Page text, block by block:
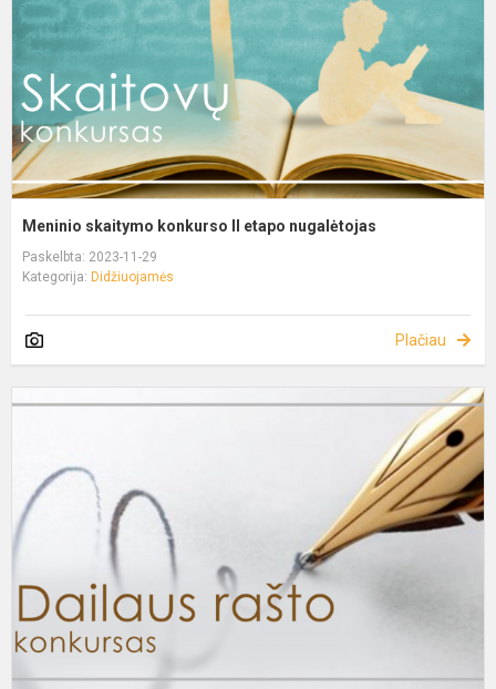
Meninio skaitymo konkurso II etapo nugalėtojas
Paskelbta: 2023-11-29
Kategorija: Didžiuojamės
Plačiau